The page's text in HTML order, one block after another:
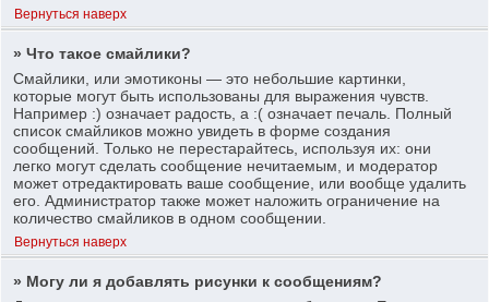
Вернуться наверх
» Что такое смайлики?
Смайлики, или эмотиконы — это небольшие картинки,
которые могут быть использованы для выражения чувств.
Например :) означает радость, а :( означает печаль. Полный
список смайликов можно увидеть в форме создания
сообщений. Только не перестарайтесь, используя их: они
легко могут сделать сообщение нечитаемым, и модератор
может отредактировать ваше сообщение, или вообще удалить
его. Администратор также может наложить ограничение на
количество смайликов в одном сообщении.
Вернуться наверх
» Могу ли я добавлять рисунки к сообщениям?